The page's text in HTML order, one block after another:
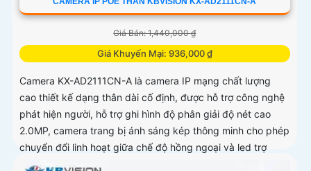
Giá Bán: 1,440,000 ₫
Giá Khuyến Mại: 936,000 ₫
Camera KX-AD2111CN-A là camera IP mạng chất lượng
cao thiết kế dạng thân dài cố định, được hỗ trợ công nghệ
phát hiện người, hỗ trợ ghi hình độ phân giải độ nét cao
2.0MP, camera trang bị ánh sáng kép thông minh cho phép
chuyển đổi linh hoạt giữa chế độ hồng ngoại và led trợ
sáng ban đêm, giúp giám sát bảo vệ an ninh ban đêm một